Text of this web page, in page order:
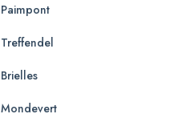
Paimpont
Treffendel
Brielles
Mondevert